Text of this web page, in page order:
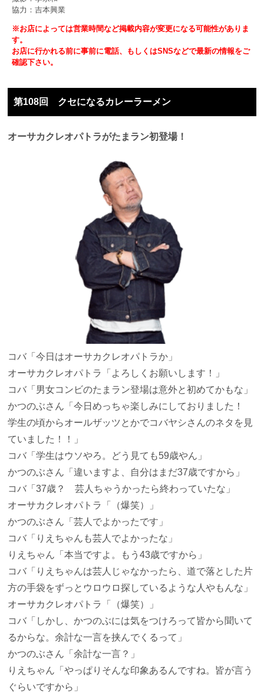
協力：吉本興業
※お店によっては営業時間など掲載内容が変更になる可能性がありま
す。
お店に行かれる前に事前に電話、もしくはSNSなどで最新の情報をご
確認下さい。
第108回 クセになるカレーラーメン
オーサカクレオパトラがたまラン初登場！
コバ 「今日はオーサカクレオパトラか」
オーサカクレオパトラ
「よろしくお願いします！」
コバ 「男女コンビのたまラン登場は意外と初めてかもな」
かつのぶさん 「今日めっちゃ楽しみにしておりました！
学生の頃からオールザッツとかでコバヤシさんのネタを見
ていました！！」
コバ 「学生はウソやろ。どう見ても59歳やん」
かつのぶさん 「違いますよ、自分はまだ37歳ですから」
コバ 「37歳？ 芸人ちゃうかったら終わっていたな」
オーサカクレオパトラ
「（爆笑）」
かつのぶさん 「芸人でよかったです」
コバ 「りえちゃんも芸人でよかったな」
りえちゃん 「本当ですよ。もう43歳ですから」
コバ 「りえちゃんは芸人じゃなかったら、道で落とした片
方の手袋をずっとウロウロ探しているような人やもんな」
オーサカクレオパトラ
「（爆笑）」
コバ 「しかし、かつのぶには気をつけろって皆から聞いて
るからな。余計な一言を挟んでくるって」
かつのぶさん 「余計な一言？」
りえちゃん 「やっぱりそんな印象あるんですね。皆が言う
ぐらいですから」